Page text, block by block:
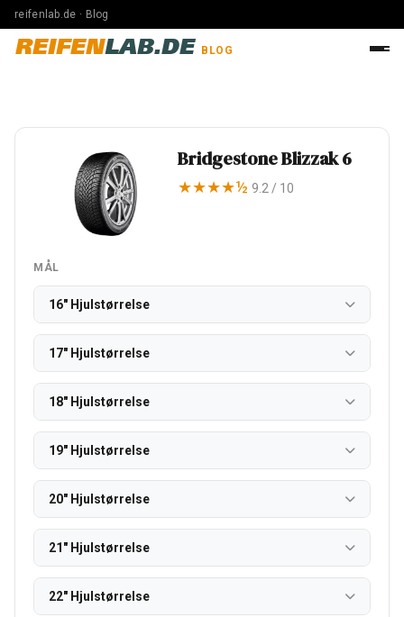
reifenlab.de · Blog
REIFENLAB.DE BLOG
Bridgestone Blizzak 6
★★★★½ 9.2 / 10
MÅL
16" Hjulstørrelse
17" Hjulstørrelse
18" Hjulstørrelse
19" Hjulstørrelse
20" Hjulstørrelse
21" Hjulstørrelse
22" Hjulstørrelse